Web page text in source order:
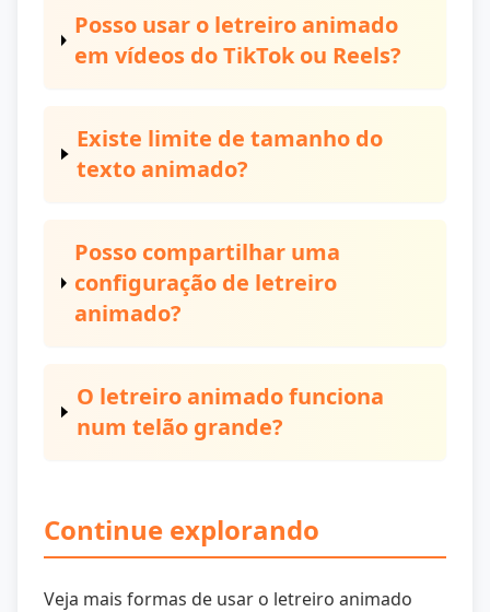
Posso usar o letreiro animado
em vídeos do TikTok ou Reels?
Existe limite de tamanho do
texto animado?
Posso compartilhar uma
configuração de letreiro
animado?
O letreiro animado funciona
num telão grande?
Continue explorando
Veja mais formas de usar o letreiro animado